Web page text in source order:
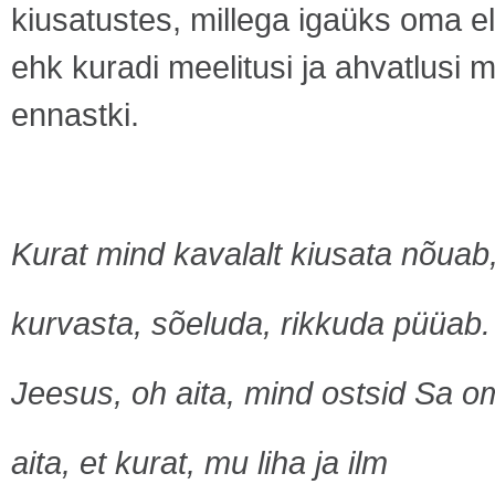
kiusatustes, millega igaüks oma
ehk kuradi meelitusi ja ahvatlusi
ennastki.
Kurat mind kavalalt kiusata
kurvasta, sõeluda, rikkuda püüab.
Jeesus, oh aita, mind ostsid Sa
aita, et kurat, mu liha ja ilm